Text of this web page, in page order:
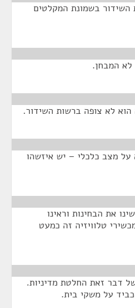
בשמונת המקלטים
לא המבחן.
לא צופה ברשות השידור.
מצב כלכלי – יש איזשהו
את הבחינות וראינו
טלוויזיה זה כמעט
של דבר זאת החלטת מדיניות.
על משקי בית.